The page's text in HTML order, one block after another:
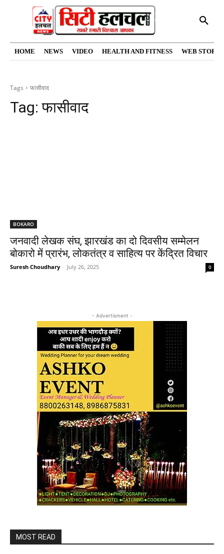
HOME NEWS VIDEO HEALTH AND FITNESS WEB
Tags फासीवाद
Tag:फासीवाद
BOKARO
जनवादी लेखक संघ, झारखंड का दो दिवसीय सम्मेलन
बोकारो में प्रारंभ, लोकतंत्र व साहित्य पर केंद्रित विचार
Suresh Choudhary - July 26, 2025 0
- Advertisment -
MOST READ